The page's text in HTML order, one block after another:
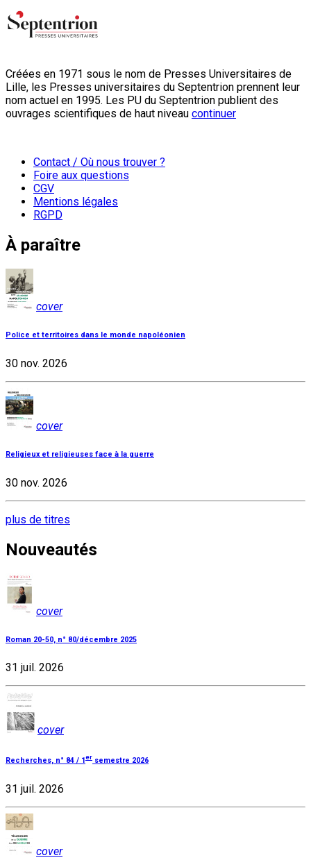
Créées en 1971 sous le nom de Presses Universitaires de
Lille, les Presses universitaires du Septentrion prennent leur
nom actuel en 1995. Les PU du Septentrion publient des
ouvrages scientifiques de haut niveau continuer
Contact / Où nous trouver ?
Foire aux questions
CGV
Mentions légales
RGPD
À paraître
cover
Police et territoires dans le monde napoléonien
30 nov. 2026
cover
Religieux et religieuses face à la guerre
30 nov. 2026
plus de titres
Nouveautés
cover
Roman 20-50, n° 80/décembre 2025
31 juil. 2026
cover
Recherches, n° 84 / 1er semestre 2026
31 juil. 2026
cover